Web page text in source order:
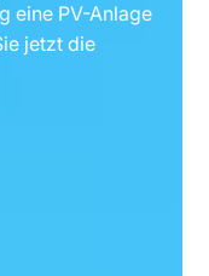
eine PV-Anlage
jetzt die